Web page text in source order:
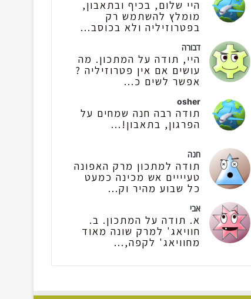
היי שלום, בכיף ובתאבון,
מומלץ להשתמש רק
בפטרוזיליה ולא בכוסב...
דבורה
היי, תודה על המתכון. מה
עושים אם אין פטרוזיליה ?
אפשר לשים כ...
osher
תודה רבה חנה שמחים על
הפרגון, בתאבון!...
חנה
תודה למתכון מרק האפונה
טעיייים אש מכינה כמעט
כל שבוע מהיר וק...
אבי
א. תודה על המתכון. ב.
חוויאג' למרק שונה מאוד
מחוויאג' לקפה,...